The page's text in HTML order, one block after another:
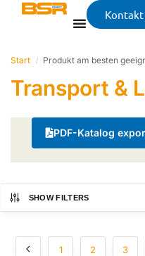
Kontakt
Start / Produkt am besten
Transport &
PDF-Katalog
SHOW FILTERS
1 2 3